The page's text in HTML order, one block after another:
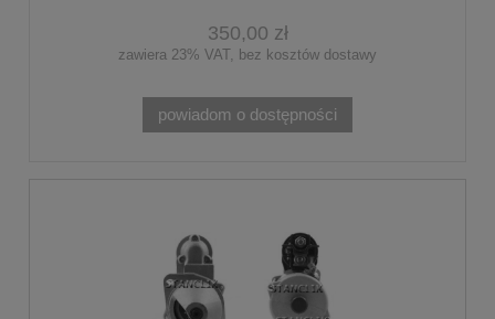
350,00 zł
zawiera 23% VAT, bez kosztów dostawy
powiadom o dostępności